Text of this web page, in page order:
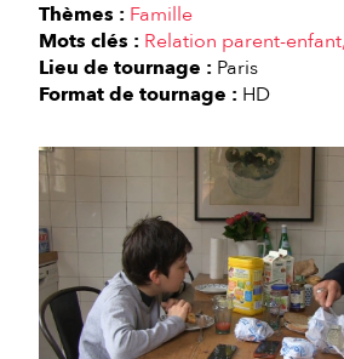
Thèmes : Famille
Mots clés : Relation parent-enfant
Lieu de tournage : Paris
Format de tournage : HD